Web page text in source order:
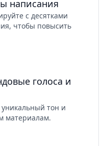
написания
с десятками
чтобы повысить
голоса и
тон и
материалам.